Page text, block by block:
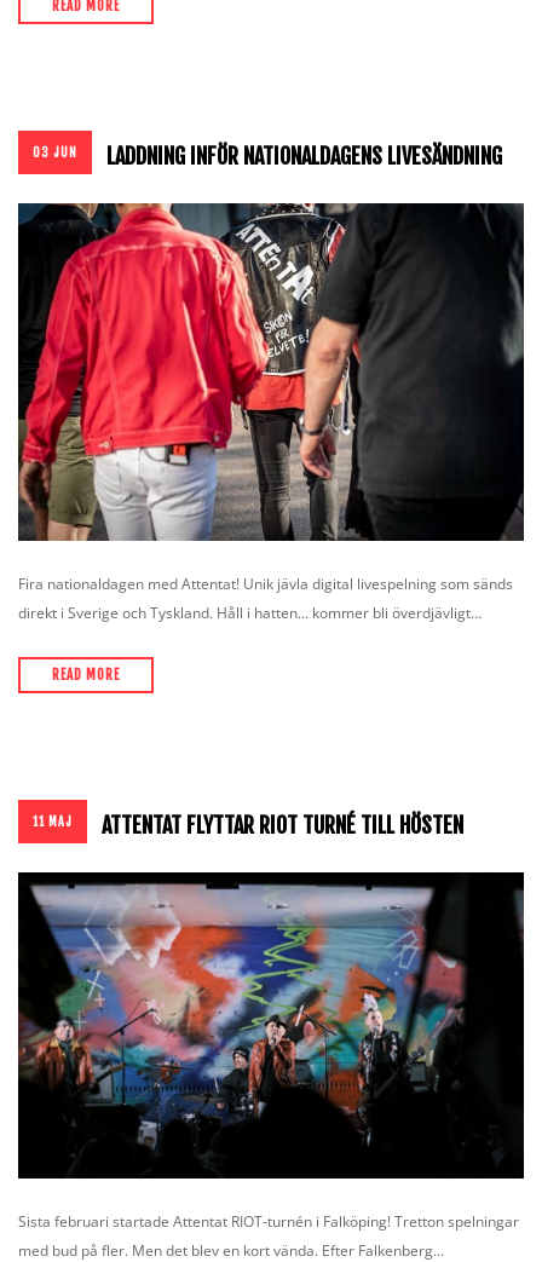
READ MORE
03 JUN LADDNING INFÖR NATIONALDAGENS LIVESÄNDNING
Fira nationaldagen med Attentat! Unik jävla digital livespelning som sänds
direkt i Sverige och Tyskland. Håll i hatten… kommer bli överdjävligt…
READ MORE
11 MAJ ATTENTAT FLYTTAR RIOT TURNÉ TILL HÖSTEN
Sista februari startade Attentat RIOT-turnén i Falköping! Tretton spelningar
med bud på fler. Men det blev en kort vända. Efter Falkenberg…